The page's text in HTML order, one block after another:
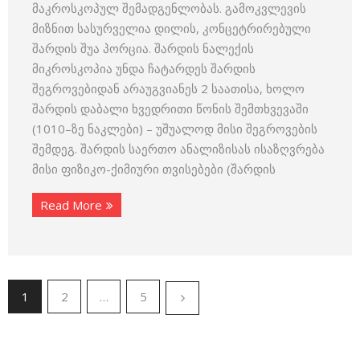
მაკროსკოპულ შემადგენლობას. გამოკვლევის
მიზნით სასურველია დილის, კონცეტრირებული
შარდის შუა პორცია. შარდის ნალექის
მიკროსკოპია უნდა ჩატარდეს შარდის
შეგროვებიდან არაუგვიანეს 2 საათისა, ხოლო
შარდის დაბალი ხვედრითი წონის შემთხვევაში
(1010–ზე ნაკლები) – უშუალოდ მისი შეგროვების
შემდეგ. შარდის საერთო ანალიზისას ისაზღვრება
მისი ფიზიკო-ქიმიური თვისებები (შარდის
Read More
1 2 … 5